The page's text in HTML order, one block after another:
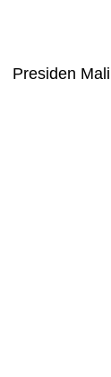
Presiden